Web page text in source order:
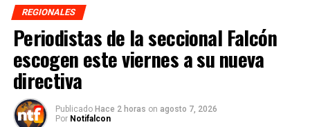
REGIONALES
Periodistas de la seccional Falcón
escogen este viernes a su nueva
directiva
Publicado Hace 2 horas on agosto 7, 2026
Por Notifalcon